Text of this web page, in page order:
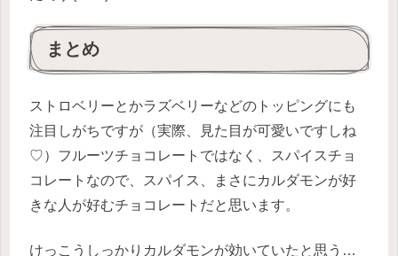
まとめ
ストロベリーとかラズベリーなどのトッピングにも
注目しがちですが（実際、見た目が可愛いですしね
♡）フルーツチョコレートではなく、スパイスチョ
コレートなので、スパイス、まさにカルダモンが好
きな人が好むチョコレートだと思います。
けっこうしっかりカルダモンが効いていたと思う…